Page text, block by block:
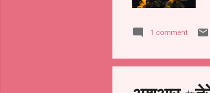
1 comment